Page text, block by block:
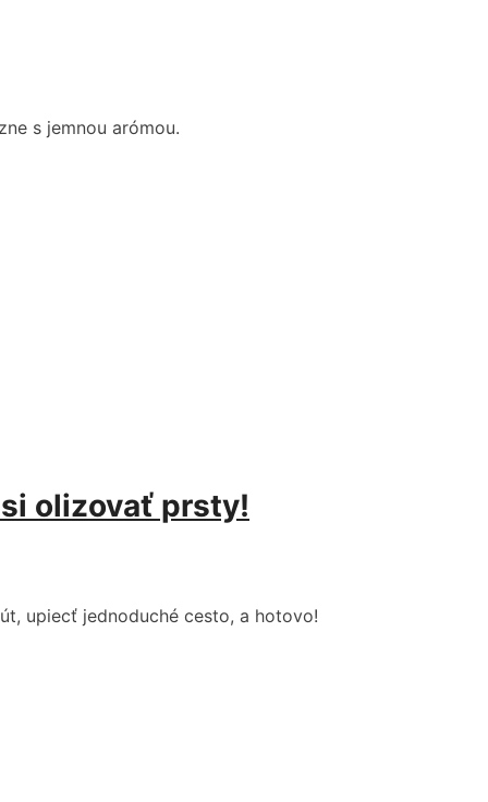
s jemnou arómou.
olizovať prsty!
upiecť jednoduché cesto, a hotovo!